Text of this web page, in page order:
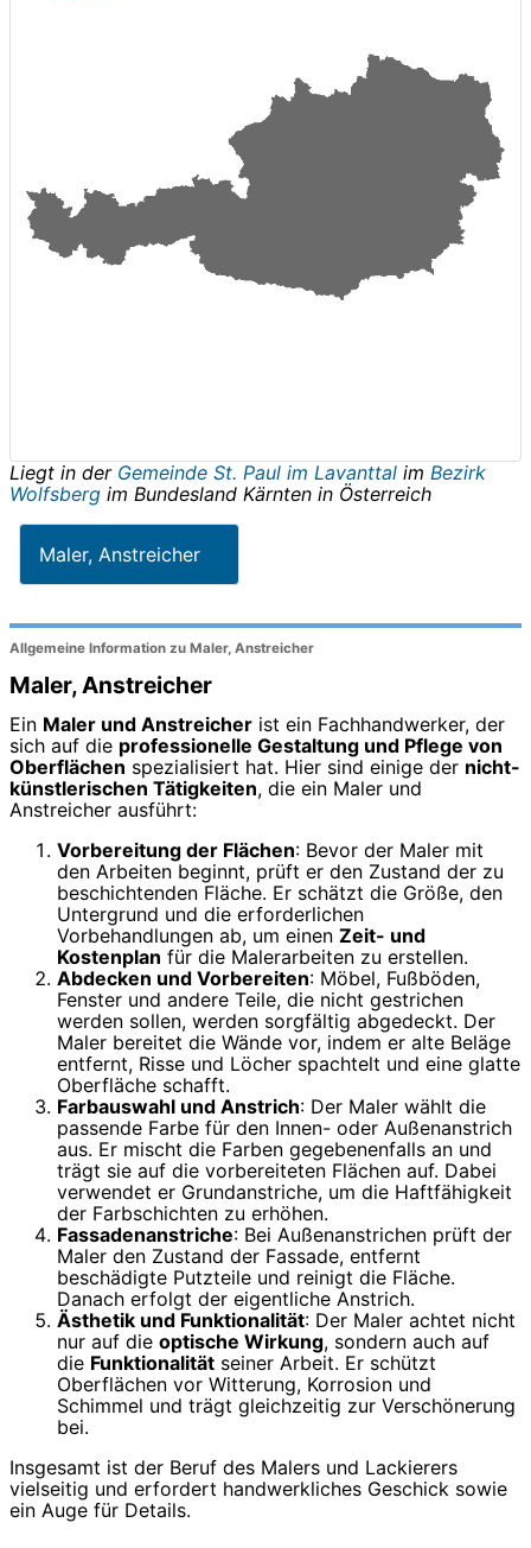
Liegt in der Gemeinde St. Paul im Lavanttal im Bezirk
Wolfsberg im Bundesland Kärnten in Österreich
Maler, Anstreicher
Allgemeine Information zu Maler, Anstreicher
Maler, Anstreicher
Ein Maler und Anstreicher ist ein Fachhandwerker, der
sich auf die professionelle Gestaltung und Pflege von
Oberflächen spezialisiert hat. Hier sind einige der nicht-
künstlerischen Tätigkeiten, die ein Maler und
Anstreicher ausführt:
Vorbereitung der Flächen: Bevor der Maler mit
den Arbeiten beginnt, prüft er den Zustand der zu
beschichtenden Fläche. Er schätzt die Größe, den
Untergrund und die erforderlichen
Vorbehandlungen ab, um einen Zeit- und
Kostenplan für die Malerarbeiten zu erstellen.
Abdecken und Vorbereiten: Möbel, Fußböden,
Fenster und andere Teile, die nicht gestrichen
werden sollen, werden sorgfältig abgedeckt. Der
Maler bereitet die Wände vor, indem er alte Beläge
entfernt, Risse und Löcher spachtelt und eine glatte
Oberfläche schafft.
Farbauswahl und Anstrich: Der Maler wählt die
passende Farbe für den Innen- oder Außenanstrich
aus. Er mischt die Farben gegebenenfalls an und
trägt sie auf die vorbereiteten Flächen auf. Dabei
verwendet er Grundanstriche, um die Haftfähigkeit
der Farbschichten zu erhöhen.
Fassadenanstriche: Bei Außenanstrichen prüft der
Maler den Zustand der Fassade, entfernt
beschädigte Putzteile und reinigt die Fläche.
Danach erfolgt der eigentliche Anstrich.
Ästhetik und Funktionalität: Der Maler achtet nicht
nur auf die optische Wirkung, sondern auch auf
die Funktionalität seiner Arbeit. Er schützt
Oberflächen vor Witterung, Korrosion und
Schimmel und trägt gleichzeitig zur Verschönerung
bei.
Insgesamt ist der Beruf des Malers und Lackierers
vielseitig und erfordert handwerkliches Geschick sowie
ein Auge für Details.